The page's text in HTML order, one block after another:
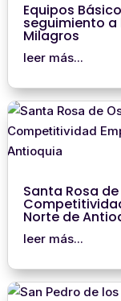
Equipos
seguimiento a
Milagros
leer más...
Santa Rosa
Norte de
leer más...